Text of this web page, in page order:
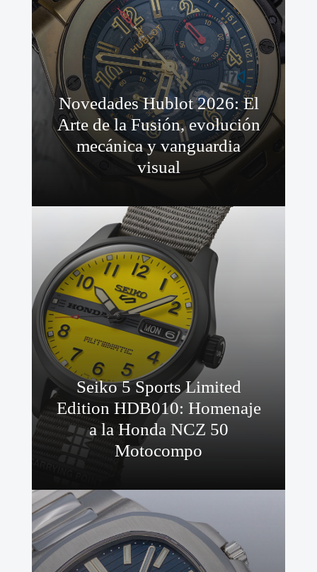
Novedades Hublot 2026: El
Arte de la Fusión, evolución
mecánica y vanguardia
visual
Seiko 5 Sports Limited
Edition HDB010: Homenaje
a la Honda NCZ 50
Motocompo